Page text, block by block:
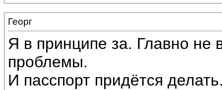
Георг
Я в принципе за. Главно не
проблемы.
И пасспорт придётся